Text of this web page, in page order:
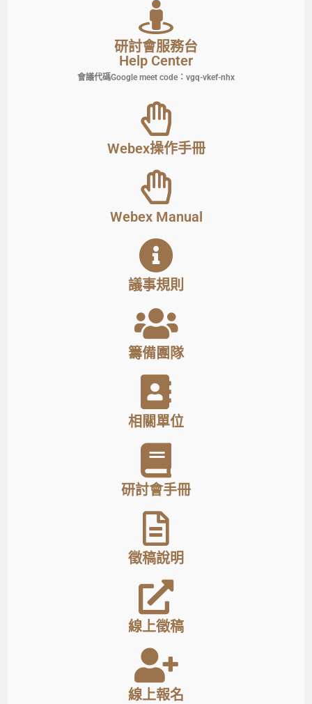
研討會服務台
Help Center
會議代碼Google meet code：vgq-vkef-nhx
Webex操作手冊
Webex Manual
議事規則
籌備團隊
相關單位
研討會手冊
徵稿說明
線上徵稿
線上報名